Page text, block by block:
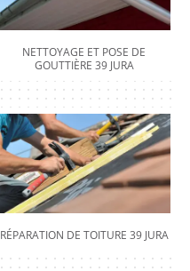
NETTOYAGE ET POSE DE
GOUTTIÈRE 39 JURA
RÉPARATION DE TOITURE 39 JURA